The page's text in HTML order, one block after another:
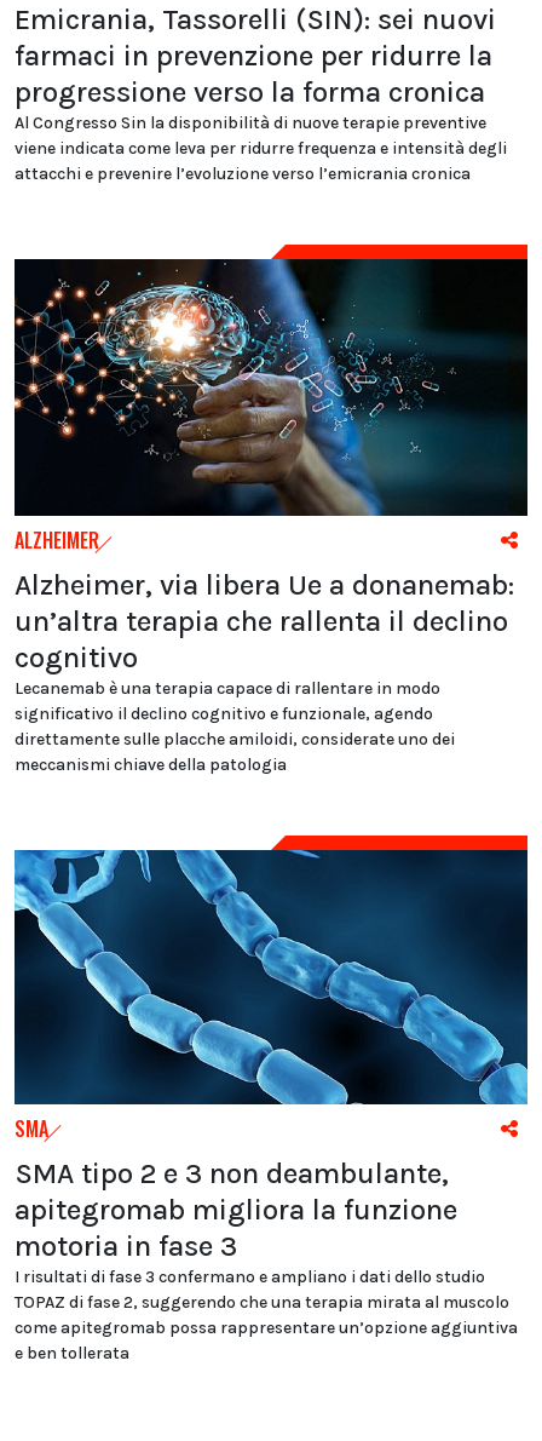
Emicrania, Tassorelli (SIN): sei nuovi
farmaci in prevenzione per ridurre la
progressione verso la forma cronica
Al Congresso Sin la disponibilità di nuove terapie preventive
viene indicata come leva per ridurre frequenza e intensità degli
attacchi e prevenire l’evoluzione verso l’emicrania cronica
ALZHEIMER
Alzheimer, via libera Ue a donanemab:
un’altra terapia che rallenta il declino
cognitivo
Lecanemab è una terapia capace di rallentare in modo
significativo il declino cognitivo e funzionale, agendo
direttamente sulle placche amiloidi, considerate uno dei
meccanismi chiave della patologia
SMA
SMA tipo 2 e 3 non deambulante,
apitegromab migliora la funzione
motoria in fase 3
I risultati di fase 3 confermano e ampliano i dati dello studio
TOPAZ di fase 2, suggerendo che una terapia mirata al muscolo
come apitegromab possa rappresentare un’opzione aggiuntiva
e ben tollerata